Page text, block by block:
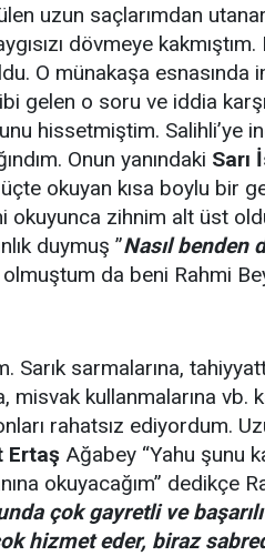
uzun saçlarımdan
dövmeye
O münakaşa esnasında
gelen o soru ve iddia
hissetmiştim. Salihli’ye
Onun yanındaki Sarı
okuyan kısa boylu bir
okuyunca zihnim alt üst
duymuş ”Nasıl benden
da beni Rahmi
Sarık sarmalarına,
misvak kullanmalarına vb.
rahatsız ediyordum.
Ertaş Ağabey “Yahu şunu
okuyacağım” dedikçe
çok gayretli ve
hizmet eder, biraz